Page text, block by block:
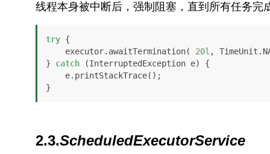
线程本身被中断后，强制阻塞，直到所有任务完
try {
    executor.awaitTermination(
20l ,
} catch (InterruptedException e) {
}
2.3.ScheduledExecutorService